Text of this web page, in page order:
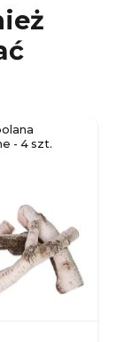
- 4 szt.